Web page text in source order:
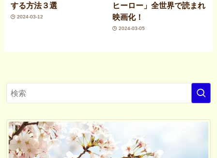
する方法３選
2024-03-12
ヒーロー」全世界で読まれ
映画化！
2024-03-05